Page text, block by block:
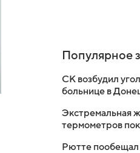
Популярное
СК возбудил
больнице в
Экстремальная
термометров
Рютте пообещал